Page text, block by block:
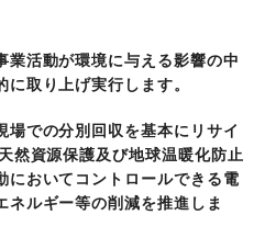
業活動が環境に与える影響の中
取り上げ実行します。
場での分別回収を基本にリサイ
然資源保護及び地球温暖化防止
においてコントロールできる電
ネルギー等の削減を推進しま